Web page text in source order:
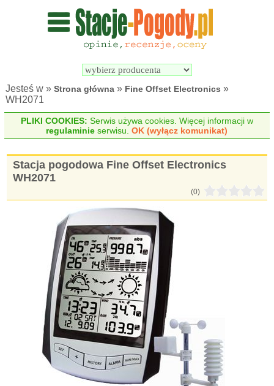
Wyszukiwarka
pogodowych
Jesteś w »Strona główna » Fine Offset Electronics »
WH2071
PLIKI COOKIES: Serwis używa cookies. Więcej informacji w
regulaminie serwisu.OK (wyłącz komunikat)
Stacja pogodowa Fine Offset Electronics
WH2071
(0)